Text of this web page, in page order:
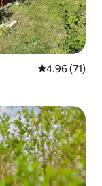
평점 4.96점
4.96 (71)